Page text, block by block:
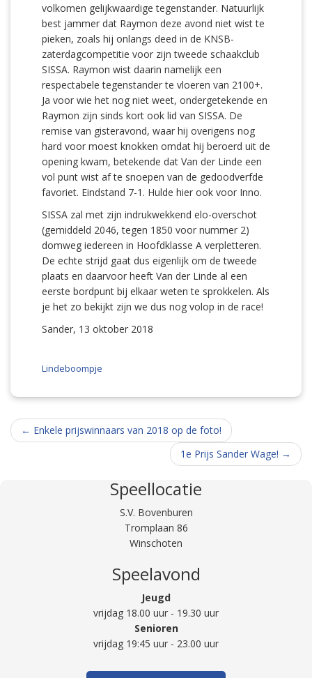
volkomen gelijkwaardige tegenstander. Natuurlijk
best jammer dat Raymon deze avond niet wist te
pieken, zoals hij onlangs deed in de KNSB-
zaterdagcompetitie voor zijn tweede schaakclub
SISSA. Raymon wist daarin namelijk een
respectabele tegenstander te vloeren van 2100+.
Ja voor wie het nog niet weet, ondergetekende en
Raymon zijn sinds kort ook lid van SISSA. De
remise van gisteravond, waar hij overigens nog
hard voor moest knokken omdat hij beroerd uit de
opening kwam, betekende dat Van der Linde een
vol punt wist af te snoepen van de gedoodverfde
favoriet. Eindstand 7-1. Hulde hier ook voor Inno.
SISSA zal met zijn indrukwekkend elo-overschot
(gemiddeld 2046, tegen 1850 voor nummer 2)
domweg iedereen in Hoofdklasse A verpletteren.
De echte strijd gaat dus eigenlijk om de tweede
plaats en daarvoor heeft Van der Linde al een
eerste bordpunt bij elkaar weten te sprokkelen. Als
je het zo bekijkt zijn we dus nog volop in de race!
Sander, 13 oktober 2018
Lindeboompje
Berichtnavigatie
← Enkele prijswinnaars van 2018 op de foto!
1e Prijs Sander Wage! →
Speellocatie
S.V. Bovenburen
Tromplaan 86
Winschoten
Speelavond
Jeugd
vrijdag 18.00 uur - 19.30 uur
Senioren
vrijdag 19:45 uur - 23.00 uur